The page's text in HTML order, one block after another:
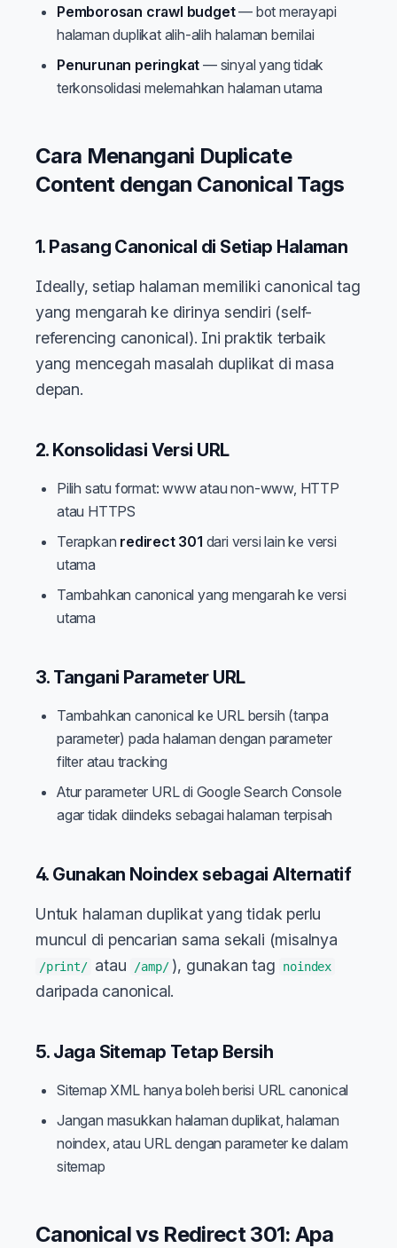
Pemborosan crawl budget— bot merayapi
halaman duplikat alih-alih halaman bernilai
Penurunan peringkat — sinyal yang tidak
terkonsolidasi melemahkan halaman utama
Cara Menangani Duplicate
Content dengan Canonical Tags
1. Pasang Canonical di Setiap Halaman
Ideally, setiap halaman memiliki canonical tag
yang mengarah ke dirinya sendiri (self-
referencing canonical). Ini praktik terbaik
yang mencegah masalah duplikat di masa
depan.
2. Konsolidasi Versi URL
Pilih satu format: www atau non-www, HTTP
atau HTTPS
Terapkan redirect 301 dari versi lain ke versi
utama
Tambahkan canonical yang mengarah ke versi
utama
3. Tangani Parameter URL
Tambahkan canonical ke URL bersih (tanpa
parameter) pada halaman dengan parameter
filter atau tracking
Atur parameter URL di Google Search Console
agar tidak diindeks sebagai halaman terpisah
4. Gunakan Noindex sebagai Alternatif
Untuk halaman duplikat yang tidak perlu
muncul di pencarian sama sekali (misalnya
/print/ atau /amp/ ), gunakan tag noindex
daripada canonical.
5. Jaga Sitemap Tetap Bersih
Sitemap XML hanya boleh berisi URL canonical
Jangan masukkan halaman duplikat, halaman
noindex, atau URL dengan parameter ke dalam
sitemap
Canonical vs Redirect 301: Apa